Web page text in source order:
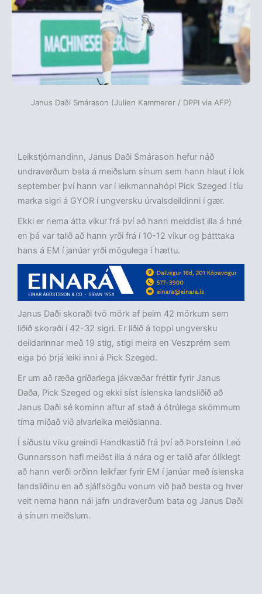
Janus Daði Smárason (Julien Kammerer / DPPI via AFP)
Leikstjórnandinn, Janus Daði Smárason hefur náð
undraverðum bata á meiðslum sínum sem hann hlaut í lok
september því hann var í leikmannahópi Pick Szeged í tíu
marka sigri á GYOR í ungversku úrvalsdeildinni í gær.
Ekki er nema átta vikur frá því að hann meiddist illa á hné
en þá var talið að hann yrði frá í 10-12 vikur og þátttaka
hans á EM í janúar yrði mögulega í hættu.
Janus Daði skoraði tvö mörk af þeim 42 mörkum sem
liðið skoraði í 42-32 sigri. Er liðið á toppi ungversku
deildarinnar með 19 stig, stigi meira en Veszprém sem
eiga þó þrjá leiki inni á Pick Szeged.
Er um að ræða gríðarlega jákvæðar fréttir fyrir Janus
Daða, Pick Szeged og ekki síst íslenska landsliðið að
Janus Daði sé kominn aftur af stað á ótrúlega skömmum
tíma miðað við alvarleika meiðslanna.
Í síðustu viku greindi Handkastið frá því að Þorsteinn Leó
Gunnarsson hafi meiðst illa á nára og er talið afar ólíklegt
að hann verði orðinn leikfær fyrir EM í janúar með íslenska
landsliðinu en að sjálfsögðu vonum við það besta og hver
veit nema hann nái jafn undraverðum bata og Janus Daði
á sínum meiðslum.